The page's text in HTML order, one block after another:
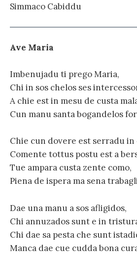
Simmaco Cabiddu
Ave Maria
Imbenujadu ti prego Maria,
Chi in sos chelos ses
A chie est in mesu de custa
Cun manu santa bogandelos
Chie cun dovere est serradu in
Comente tottus postu est a
Tue ampara custa zente como,
Piena de ispera ma sena
Dae una manu a sos afligidos,
Chi annuzados sunt e in
Chi dae sa pesta che sunt
Manca dae cue cudda bona